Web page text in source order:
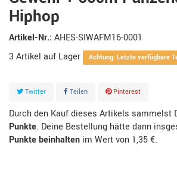
Hiphop
Artikel-Nr.: AHES-SIWAFM16-0001
3 Artikel Achtung: Letzte verfügbare
Twitter Teilen Pinterest
Durch den Kauf dieses Artikels sammelst
Punkte. Deine Bestellung hätte dann
Punkte beinhalten im Wert von 1,35 €.